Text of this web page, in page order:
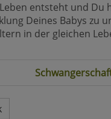
entsteht und Du
Deines Babys zu
in der gleichen